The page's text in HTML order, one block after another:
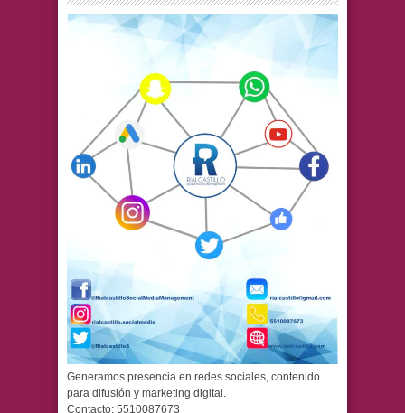
Generamos presencia en redes sociales, contenido
para difusión y marketing digital.
Contacto: 5510087673